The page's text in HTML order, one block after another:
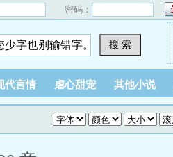
密码：
搜 索
代言情 虐心甜宠 其他小说